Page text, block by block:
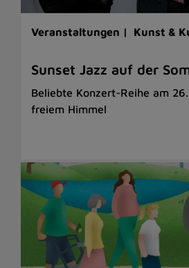
Veranstaltungen | Kunst &
Sunset Jazz auf der
Beliebte Konzert-Reihe am
freiem Himmel